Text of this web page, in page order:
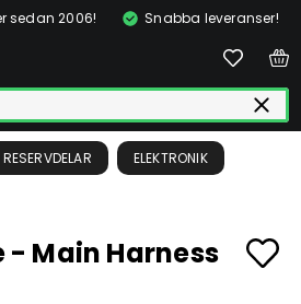
sedan 2006! Snabba leveranser!
RESERVDELAR ELEKTRONIK
- Main Harness